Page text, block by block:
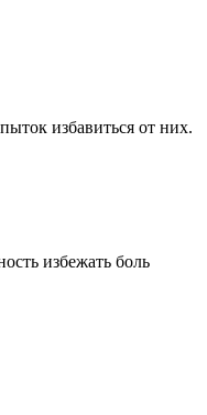
избавиться от них.
избежать боль